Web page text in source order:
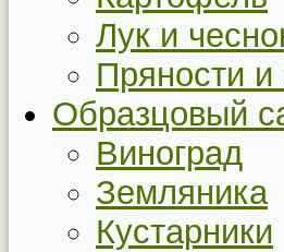
Лук и
Пряности и
Образцовый
Виноград
Земляника
Кустарники